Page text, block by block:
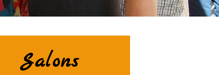
Salons